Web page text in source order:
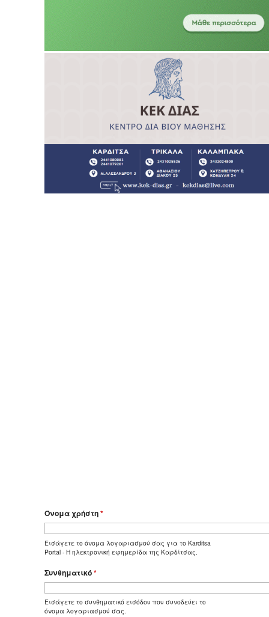
Όνομα χρήστη*
Εισάγετε το όνομα λογαριασμού σας για το Karditsa
Portal - Η ηλεκτρονική εφημερίδα της Καρδίτσας.
Συνθηματικό*
Εισάγετε το συνθηματικό εισόδου που συνοδεύει το
όνομα λογαριασμού σας.